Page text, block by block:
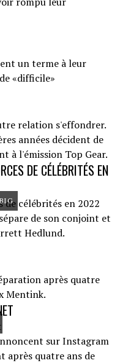
un terme à leur
«difficile»
relation s'effondrer.
années décident de
à l'émission Top Gear.
DE CÉLÉBRITÉS EN
de son conjoint et
Hedlund.
après quatre
Mentink.
sur Instagram
après quatre ans de